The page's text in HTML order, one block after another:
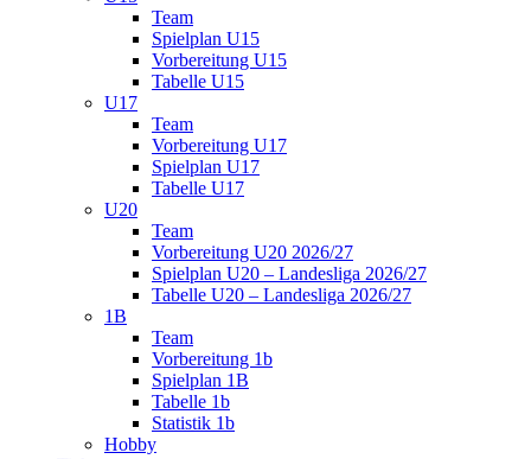
Team
Spielplan U15
Vorbereitung U15
Tabelle U15
U17
Team
Vorbereitung U17
Spielplan U17
Tabelle U17
U20
Team
Vorbereitung U20 2026/27
Spielplan U20 – Landesliga 2026/27
Tabelle U20 – Landesliga 2026/27
1B
Team
Vorbereitung 1b
Spielplan 1B
Tabelle 1b
Statistik 1b
Hobby